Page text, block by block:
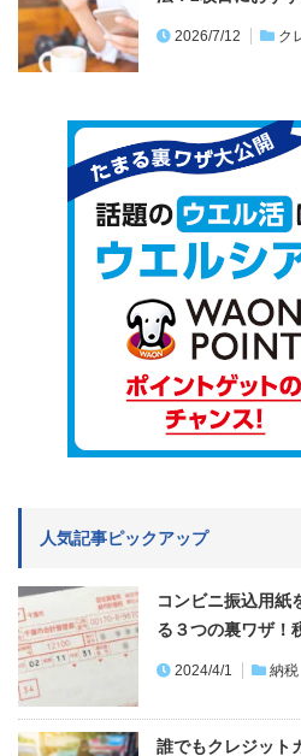
2026/7/12 ク
人気記事ピックアップ
コンビニ振込用紙
る３つの裏ワザ！
2024/4/1 納税
誰でもクレジット